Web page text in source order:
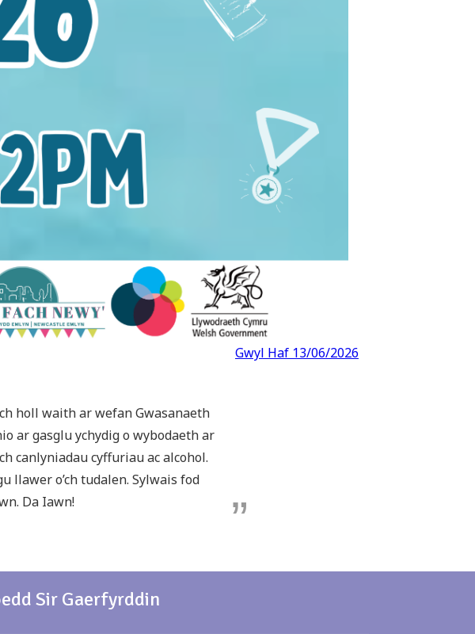
Gwyl Haf 13/06/2026
holl waith ar wefan Gwasanaeth
ar gasglu ychydig o wybodaeth ar
canlyniadau cyffuriau ac alcohol.
llawer o’ch tudalen. Sylwais fod
Da Iawn!
Sir Gaerfyrddin